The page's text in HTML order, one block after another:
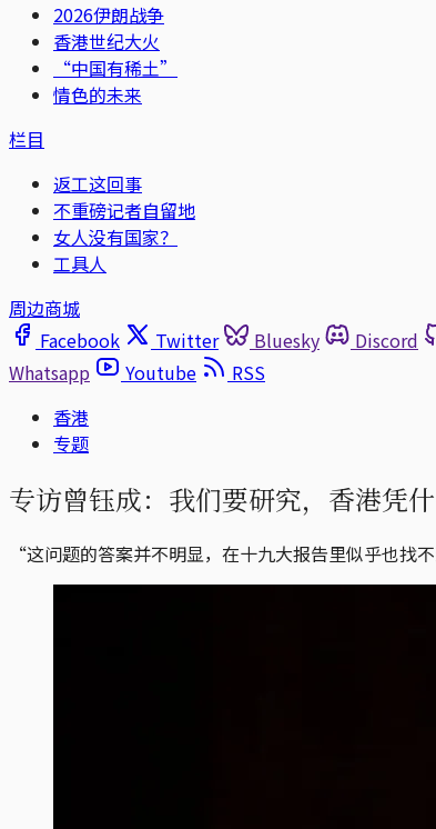
2026伊朗战争
香港世纪大火
“中国有稀土”
情色的未来
栏目
返工这回事
不重磅记者自留地
女人没有国家？
工具人
周边商城
Facebook
Twitter Bluesky Discord
Whatsapp
Youtube
RSS
香港
专题
专访曾钰成：我们要研究，香港凭
“这问题的答案并不明显，在十九大报告里似乎也找